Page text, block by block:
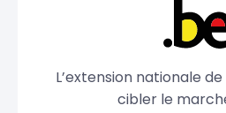
L’extension nationale
cibler le